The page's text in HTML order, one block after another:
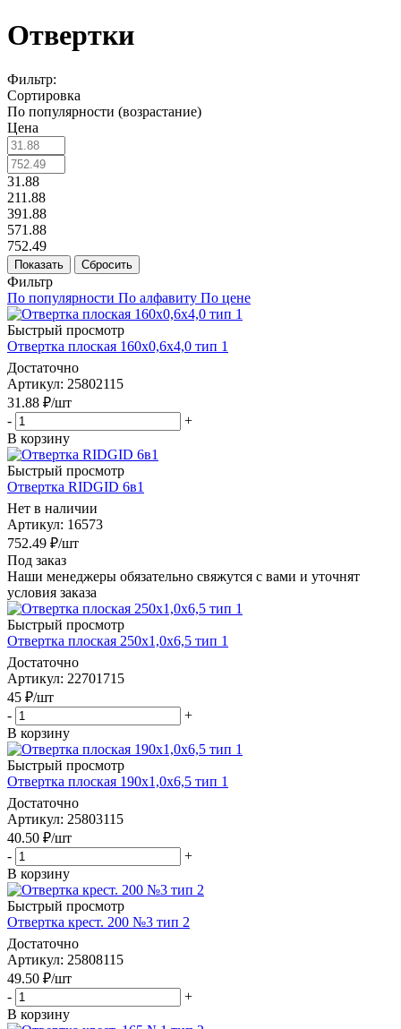
Отвертки
Фильтр:
Сортировка
По популярности (возрастание)
Цена
31.88
211.88
391.88
571.88
752.49
Показать Сбросить
Фильтр
По популярности По алфавиту По цене
Быстрый просмотр
Отвертка плоская 160х0,6х4,0 тип 1
Достаточно
Артикул: 25802115
31.88 ₽/шт
-
+
В корзину
Быстрый просмотр
Отвертка RIDGID 6в1
Нет в наличии
Артикул: 16573
752.49 ₽/шт
Под заказ
Наши менеджеры обязательно свяжутся с вами и уточнят
условия заказа
Быстрый просмотр
Отвертка плоская 250х1,0х6,5 тип 1
Достаточно
Артикул: 22701715
45 ₽/шт
-
+
В корзину
Быстрый просмотр
Отвертка плоская 190х1,0х6,5 тип 1
Достаточно
Артикул: 25803115
40.50 ₽/шт
-
+
В корзину
Быстрый просмотр
Отвертка крест. 200 №3 тип 2
Достаточно
Артикул: 25808115
49.50 ₽/шт
-
+
В корзину